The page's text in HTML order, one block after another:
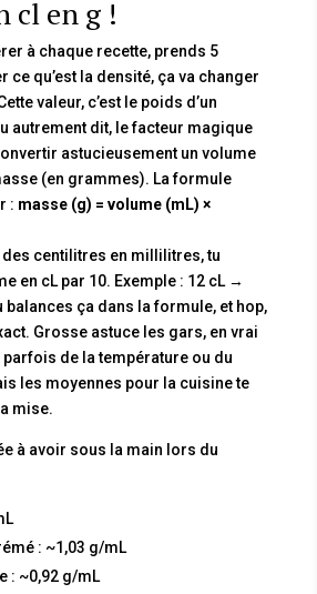
cl en g !
à chaque recette, prends 5
ce qu’est la densité, ça va changer
valeur, c’est le poids d’un
autrement dit, le facteur magique
astucieusement un volume
(en grammes). La formule
: masse (g) = volume (mL) ×
centilitres en millilitres, tu
en cL par 10. Exemple : 12 cL →
balances ça dans la formule, et hop,
Grosse astuce les gars, en vrai
parfois de la température ou du
les moyennes pour la cuisine te
mise.
à avoir sous la main lors du
: ~1,03 g/mL
: ~0,92 g/mL